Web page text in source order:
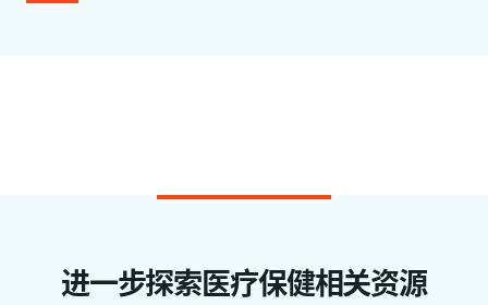
进一步探索医疗保健相关资源